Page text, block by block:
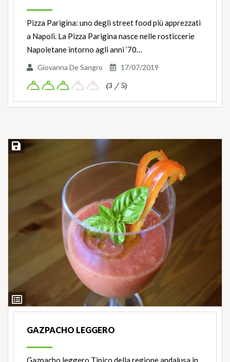
Pizza Parigina: uno degli street food più apprezzati
a Napoli. La Pizza Parigina nasce nelle rosticcerie
Napoletane intorno agli anni ’70…
Giovanna De Sangro 17/07/2019
(3 / 5)
Ingredienti
Salva ricetta
GAZPACHO LEGGERO
Gazpacho leggero Tipico della regione andalusa in